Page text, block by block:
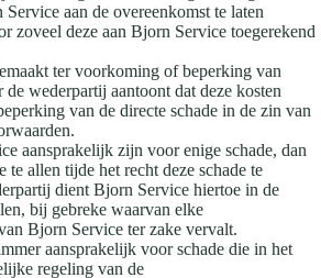
aan de overeenkomst te laten
zoveel deze aan Bjorn Service toegerekend
ter voorkoming of beperking van
de wederpartij aantoont dat deze kosten
van de directe schade in de zin van
aansprakelijk zijn voor enige schade, dan
te allen tijde het recht deze schade te
dient Bjorn Service hiertoe in de
bij gebreke waarvan elke
Bjorn Service ter zake vervalt.
aansprakelijk voor schade die in het
regeling van de